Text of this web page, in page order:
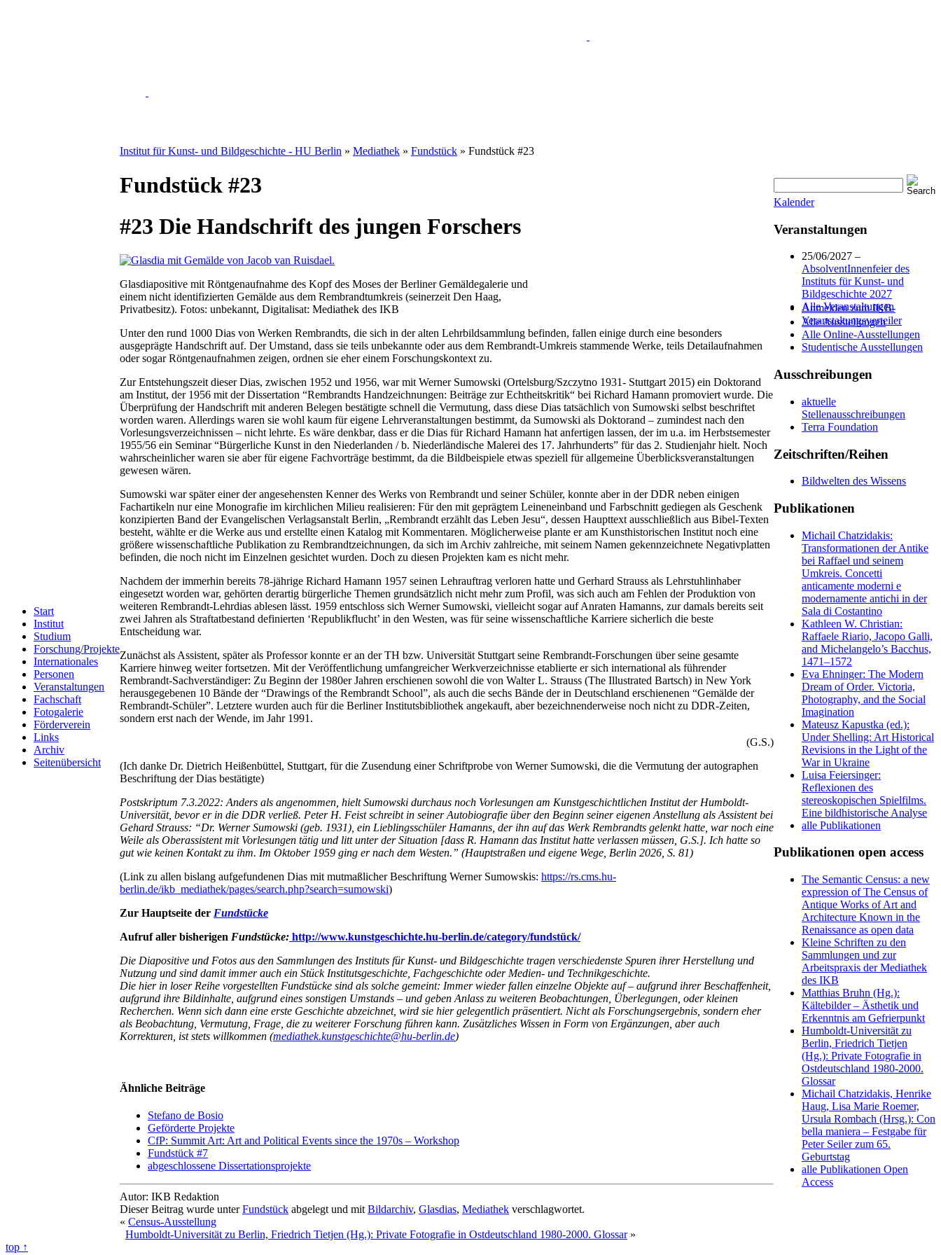
Start
Institut
Studium
Forschung/Projekte
Internationales
Personen
Veranstaltungen
Fachschaft
Fotogalerie
Förderverein
Links
Archiv
Seitenübersicht
Institut für Kunst- und Bildgeschichte - HU Berlin » Mediathek » Fundstück » Fundstück #23
Fundstück #23
#23 Die Handschrift des jungen Forschers
Glasdiapositive mit Röntgenaufnahme des Kopf des Moses der Berliner Gemäldegalerie und
einem nicht identifizierten Gemälde aus dem Rembrandtumkreis (seinerzeit Den Haag,
Privatbesitz). Fotos: unbekannt, Digitalisat: Mediathek des IKB
Unter den rund 1000 Dias von Werken Rembrandts, die sich in der alten Lehrbildsammlung befinden, fallen einige durch eine besonders
ausgeprägte Handschrift auf. Der Umstand, dass sie teils unbekannte oder aus dem Rembrandt-Umkreis stammende Werke, teils Detailaufnahmen
oder sogar Röntgenaufnahmen zeigen, ordnen sie eher einem Forschungskontext zu.
Zur Entstehungszeit dieser Dias, zwischen 1952 und 1956, war mit Werner Sumowski (Ortelsburg/Szczytno 1931- Stuttgart 2015) ein Doktorand
am Institut, der 1956 mit der Dissertation “Rembrandts Handzeichnungen: Beiträge zur Echtheitskritik“ bei Richard Hamann promoviert wurde. Die
Überprüfung der Handschrift mit anderen Belegen bestätigte schnell die Vermutung, dass diese Dias tatsächlich von Sumowski selbst beschriftet
worden waren. Allerdings waren sie wohl kaum für eigene Lehrveranstaltungen bestimmt, da Sumowski als Doktorand – zumindest nach den
Vorlesungsverzeichnissen – nicht lehrte. Es wäre denkbar, dass er die Dias für Richard Hamann hat anfertigen lassen, der im u.a. im Herbstsemester
1955/56 ein Seminar “Bürgerliche Kunst in den Niederlanden / b. Niederländische Malerei des 17. Jahrhunderts” für das 2. Studienjahr hielt. Noch
wahrscheinlicher waren sie aber für eigene Fachvorträge bestimmt, da die Bildbeispiele etwas speziell für allgemeine Überblicksveranstaltungen
gewesen wären.
Sumowski war später einer der angesehensten Kenner des Werks von Rembrandt und seiner Schüler, konnte aber in der DDR neben einigen
Fachartikeln nur eine Monografie im kirchlichen Milieu realisieren: Für den mit geprägtem Leineneinband und Farbschnitt gediegen als Geschenk
konzipierten Band der Evangelischen Verlagsanstalt Berlin, „Rembrandt erzählt das Leben Jesu“, dessen Haupttext ausschließlich aus Bibel-Texten
besteht, wählte er die Werke aus und erstellte einen Katalog mit Kommentaren. Möglicherweise plante er am Kunsthistorischen Institut noch eine
größere wissenschaftliche Publikation zu Rembrandtzeichnungen, da sich im Archiv zahlreiche, mit seinem Namen gekennzeichnete Negativplatten
befinden, die noch nicht im Einzelnen gesichtet wurden. Doch zu diesen Projekten kam es nicht mehr.
Nachdem der immerhin bereits 78-jährige Richard Hamann 1957 seinen Lehrauftrag verloren hatte und Gerhard Strauss als Lehrstuhlinhaber
eingesetzt worden war, gehörten derartig bürgerliche Themen grundsätzlich nicht mehr zum Profil, was sich auch am Fehlen der Produktion von
weiteren Rembrandt-Lehrdias ablesen lässt. 1959 entschloss sich Werner Sumowski, vielleicht sogar auf Anraten Hamanns, zur damals bereits seit
zwei Jahren als Straftatbestand definierten ‘Republikflucht’ in den Westen, was für seine wissenschaftliche Karriere sicherlich die beste
Entscheidung war.
Zunächst als Assistent, später als Professor konnte er an der TH bzw. Universität Stuttgart seine Rembrandt-Forschungen über seine gesamte
Karriere hinweg weiter fortsetzen. Mit der Veröffentlichung umfangreicher Werkverzeichnisse etablierte er sich international als führender
Rembrandt-Sachverständiger: Zu Beginn der 1980er Jahren erschienen sowohl die von Walter L. Strauss (The Illustrated Bartsch) in New York
herausgegebenen 10 Bände der “Drawings of the Rembrandt School”, als auch die sechs Bände der in Deutschland erschienenen “Gemälde der
Rembrandt-Schüler”. Letztere wurden auch für die Berliner Institutsbibliothek angekauft, aber bezeichnenderweise noch nicht zu DDR-Zeiten,
sondern erst nach der Wende, im Jahr 1991.
(G.S.)
(Ich danke Dr. Dietrich Heißenbüttel, Stuttgart, für die Zusendung einer Schriftprobe von Werner Sumowski, die die Vermutung der autographen
Beschriftung der Dias bestätigte)
Postskriptum 7.3.2022: Anders als angenommen, hielt Sumowski durchaus noch Vorlesungen am Kunstgeschichtlichen Institut der Humboldt-
Universität, bevor er in die DDR verließ. Peter H. Feist schreibt in seiner Autobiografie über den Beginn seiner eigenen Anstellung als Assistent bei
Gehard Strauss: “Dr. Werner Sumowski (geb. 1931), ein Lieblingsschüler Hamanns, der ihn auf das Werk Rembrandts gelenkt hatte, war noch eine
Weile als Oberassistent mit Vorlesungen tätig und litt unter der Situation [dass R. Hamann das Institut hatte verlassen müssen, G.S.]. Ich hatte so
gut wie keinen Kontakt zu ihm. Im Oktober 1959 ging er nach dem Westen.” (Hauptstraßen und eigene Wege, Berlin 2026, S. 81)
(Link zu allen bislang aufgefundenen Dias mit mutmaßlicher Beschriftung Werner Sumowskis: https://rs.cms.hu-
berlin.de/ikb_mediathek/pages/search.php?search=sumowski)
Zur Hauptseite der Fundstücke
Aufruf aller bisherigen Fundstücke: http://www.kunstgeschichte.hu-berlin.de/category/fundstück/
Die Diapositive und Fotos aus den Sammlungen des Instituts für Kunst- und Bildgeschichte tragen verschiedenste Spuren ihrer Herstellung und
Nutzung und sind damit immer auch ein Stück Institutsgeschichte, Fachgeschichte oder Medien- und Technikgeschichte.
Die hier in loser Reihe vorgestellten Fundstücke sind als solche gemeint: Immer wieder fallen einzelne Objekte auf – aufgrund ihrer Beschaffenheit,
aufgrund ihre Bildinhalte, aufgrund eines sonstigen Umstands – und geben Anlass zu weiteren Beobachtungen, Überlegungen, oder kleinen
Recherchen. Wenn sich dann eine erste Geschichte abzeichnet, wird sie hier gelegentlich präsentiert. Nicht als Forschungsergebnis, sondern eher
als Beobachtung, Vermutung, Frage, die zu weiterer Forschung führen kann. Zusätzliches Wissen in Form von Ergänzungen, aber auch
Korrekturen, ist stets willkommen (mediathek.kunstgeschichte@hu-berlin.de)
Ähnliche Beiträge
Stefano de Bosio
Geförderte Projekte
CfP: Summit Art: Art and Political Events since the 1970s – Workshop
Fundstück #7
abgeschlossene Dissertationsprojekte
Autor: IKB Redaktion
Dieser Beitrag wurde unterFundstück abgelegt und mit Bildarchiv, Glasdias, Mediathek verschlagwortet.
« Census-Ausstellung
Humboldt-Universität zu Berlin, Friedrich Tietjen (Hg.): Private Fotografie in Ostdeutschland 1980-2000. Glossar»
Kalender
Veranstaltungen
25/06/2027 –
AbsolventInnenfeier des
Instituts für Kunst- und
Bildgeschichte 2027
Alle Veranstaltungen
Anmelden zum IKB-
Veranstaltungsverteiler
Alle Ausstellungen
Alle Online-Ausstellungen
Studentische Ausstellungen
Ausschreibungen
aktuelle
Stellenausschreibungen
Terra Foundation
Zeitschriften/Reihen
Bildwelten des Wissens
Publikationen
Michail Chatzidakis:
Transformationen der Antike
bei Raffael und seinem
Umkreis. Concetti
anticamente moderni e
modernamente antichi in der
Sala di Costantino
Kathleen W. Christian:
Raffaele Riario, Jacopo Galli,
and Michelangelo’s Bacchus,
1471–1572
Eva Ehninger: The Modern
Dream of Order. Victoria,
Photography, and the Social
Imagination
Mateusz Kapustka (ed.):
Under Shelling: Art Historical
Revisions in the Light of the
War in Ukraine
Luisa Feiersinger:
Reflexionen des
stereoskopischen Spielfilms.
Eine bildhistorische Analyse
alle Publikationen
Publikationen open access
The Semantic Census: a new
expression of The Census of
Antique Works of Art and
Architecture Known in the
Renaissance as open data
Kleine Schriften zu den
Sammlungen und zur
Arbeitspraxis der Mediathek
des IKB
Matthias Bruhn (Hg.):
Kältebilder – Ästhetik und
Erkenntnis am Gefrierpunkt
Humboldt-Universität zu
Berlin, Friedrich Tietjen
(Hg.): Private Fotografie in
Ostdeutschland 1980-2000.
Glossar
Michail Chatzidakis, Henrike
Haug, Lisa Marie Roemer,
Ursula Rombach (Hrsg.): Con
bella maniera – Festgabe für
Peter Seiler zum 65.
Geburtstag
alle Publikationen Open
Access
top ↑